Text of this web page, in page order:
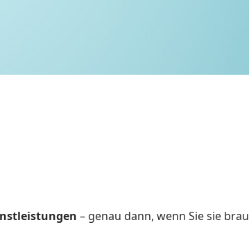
– genau dann, wenn Sie sie